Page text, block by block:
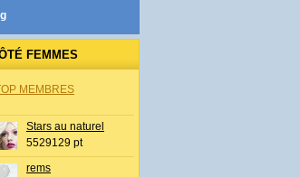
FEMMES
MEMBRES
Stars au naturel
5529129 pt
rems